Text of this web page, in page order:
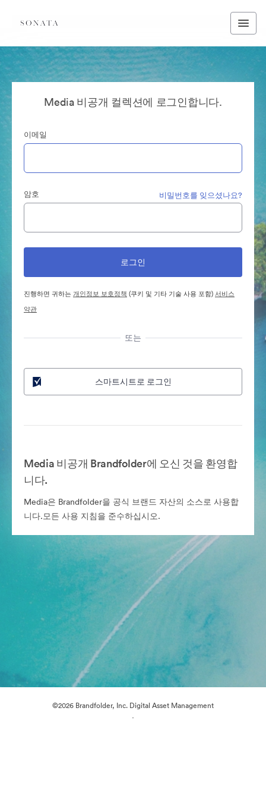
Media 비공개 컬렉션에 로그인합니다.
이메일
암호 비밀번호를 잊으셨나요?
진행하면 귀하는개인정보 보호정책 (쿠키 및 기타 기술 사용 포함)서비스
약관
또는
스마트시트로 로그인
Media 비공개 Brandfolder에 오신 것을 환영합
니다.
Media은 Brandfolder을 공식 브랜드 자산의 소스로 사용합
니다.모든 사용 지침을 준수하십시오.
©2026 Brandfolder, Inc. Digital Asset Management
·